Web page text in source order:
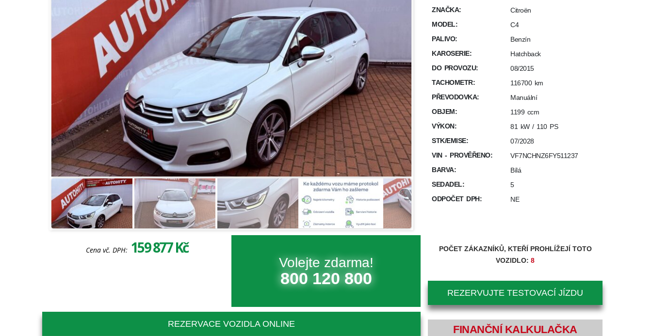
Cena vč. DPH: 159 877 Kč
Volejte zdarma!
800 120 800
REZERVACE VOZIDLA ONLINE
ZNAČKA:
Citroën
MODEL:
C4
PALIVO:
Benzín
KAROSERIE:
Hatchback
DO PROVOZU:
08/2015
TACHOMETR:
116700 km
PŘEVODOVKA:
Manuální
OBJEM:
1199 ccm
VÝKON:
81 kW / 110 PS
STK/EMISE:
07/2028
VIN - PROVĚŘENO:
VF7NCHNZ6FY511237
BARVA:
Bílá
SEDADEL:
5
ODPOČET DPH:
NE
POČET ZÁKAZNÍKŮ, KTEŘÍ PROHLÍŽEJÍ TOTO
VOZIDLO: 8
REZERVUJTE TESTOVACÍ JÍZDU
FINANČNÍ KALKULAČKA